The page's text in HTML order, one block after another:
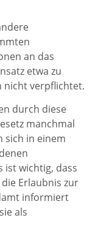
an das
etwa zu
nicht verpflichtet.
durch diese
manchmal
sich in einem
ist wichtig, dass
Erlaubnis zur
informiert
als